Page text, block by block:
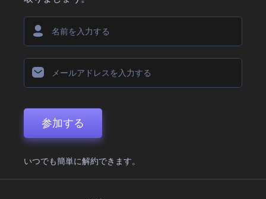
参加する
いつでも簡単に解約できます。